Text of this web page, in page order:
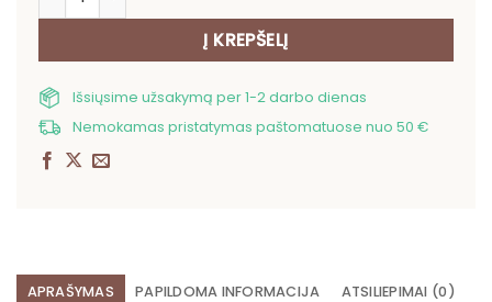
Į KREPŠELĮ
Išsiųsime užsakymą per 1-2 darbo dienas
Nemokamas pristatymas paštomatuose nuo 50 €
APRAŠYMAS PAPILDOMA INFORMACIJA ATSILIEPIMAI (0)